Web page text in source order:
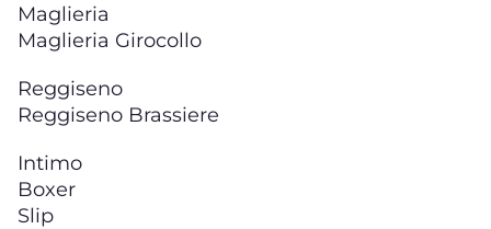
Maglieria
Maglieria Girocollo
Reggiseno
Reggiseno Brassiere
Intimo
Boxer
Slip